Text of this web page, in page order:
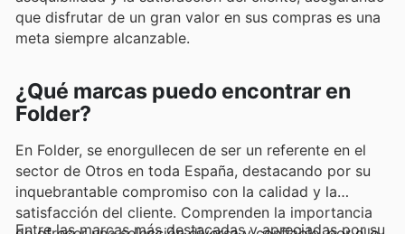
que disfrutar de un gran valor en sus compras es una
meta siempre alcanzable.
¿Qué marcas puedo encontrar en
Folder?
En Folder, se enorgullecen de ser un referente en el
sector de Otros en toda España, destacando por su
inquebrantable compromiso con la calidad y la
satisfacción del cliente. Comprenden la importancia
Entre las marcas más destacadas y apreciadas por su